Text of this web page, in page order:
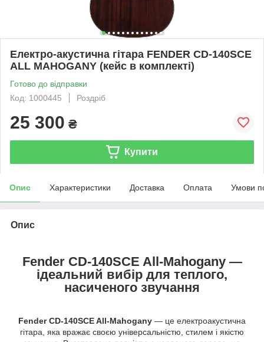
Електро-акустична гітара FENDER CD-140SCE
ALL MAHOGANY (кейс в комплекті)
Готово до відправки
Код: 1000445
Роздріб
25 300 ₴
Купити
Опис Характеристики Доставка Оплата Умови
Опис
Fender CD-140SCE All-Mahogany —
ідеальний вибір для теплого,
насиченого звучання
Fender CD-140SCE All-Mahogany — це електроакустична
гітара, яка вражає своєю універсальністю, стилем і якістю